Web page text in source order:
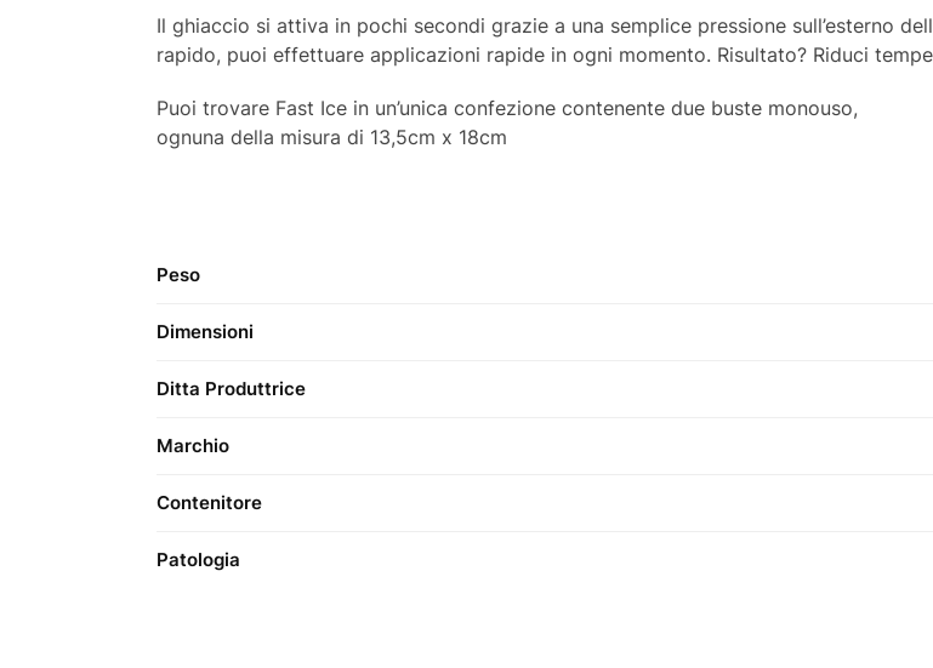
Il ghiaccio si attiva in pochi secondi grazie a una semplice pressione sull’esterno
rapido, puoi effettuare applicazioni rapide in ogni momento. Risultato? Riduci
Puoi trovare Fast Ice in un’unica confezione contenente due buste monouso,
ognuna della misura di 13,5cm x 18cm
Peso
Dimensioni
Ditta Produttrice
Marchio
Contenitore
Patologia